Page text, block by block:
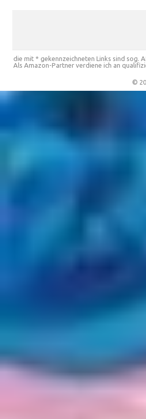
die mit * gekennzeichneten Links sind sog.
Als Amazon-Partner verdiene ich an
©